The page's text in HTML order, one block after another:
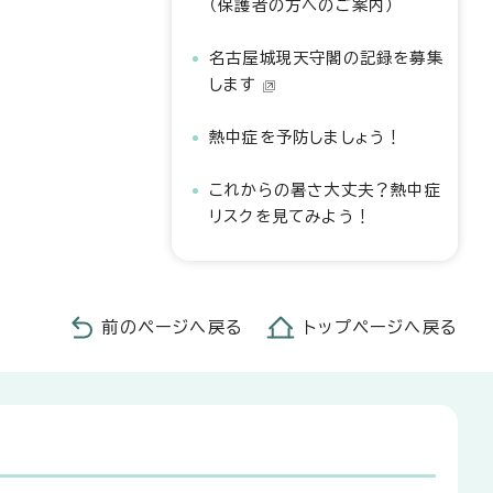
（保護者の方へのご案内）
名古屋城現天守閣の記録を募集
します
熱中症を予防しましょう！
これからの暑さ大丈夫？熱中症
リスクを見てみよう！
前のページへ戻る トップページへ戻る